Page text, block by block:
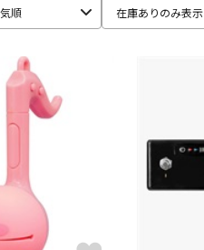
順 在庫ありのみ表示